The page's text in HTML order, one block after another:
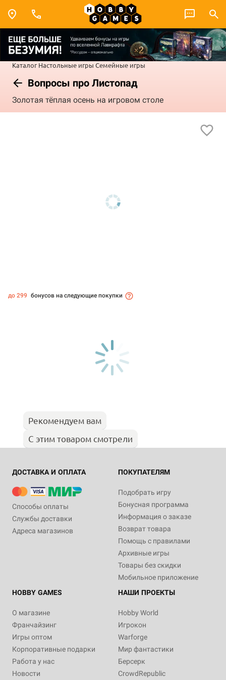
Каталог Настольные игры Семейные игры
Вопросы про Листопад
Золотая тёплая осень на игровом столе
до 299 бонусов на следующие покупки
Рекомендуем вам
С этим товаром смотрели
ДОСТАВКА И ОПЛАТА
Способы оплаты
Службы доставки
Адреса магазинов
ПОКУПАТЕЛЯМ
Подобрать игру
Бонусная программа
Информация о заказе
Возврат товара
Помощь с правилами
Архивные игры
Товары без скидки
Мобильное приложение
HOBBY GAMES
О магазине
Франчайзинг
Игры оптом
Корпоративные подарки
Работа у нас
Новости
НАШИ ПРОЕКТЫ
Hobby World
Игрокон
Warforge
Мир фантастики
Берсерк
CrowdRepublic